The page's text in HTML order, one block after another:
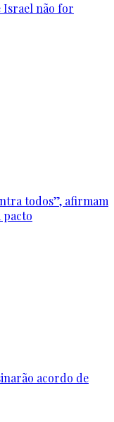
Israel não for
todos”, afirmam
pacto
acordo de